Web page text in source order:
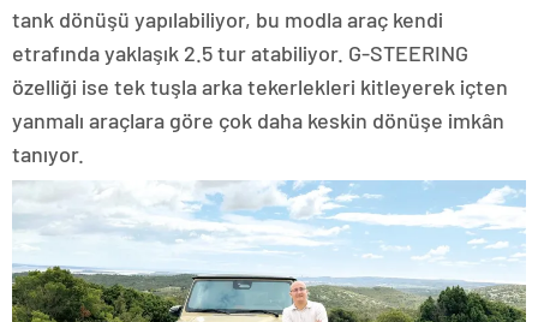
tank dönüşü yapılabiliyor, bu modla araç kendi
etrafında yaklaşık 2.5 tur atabiliyor. G-STEERING
özelliği ise tek tuşla arka tekerlekleri kitleyerek içten
yanmalı araçlara göre çok daha keskin dönüşe imkân
tanıyor.